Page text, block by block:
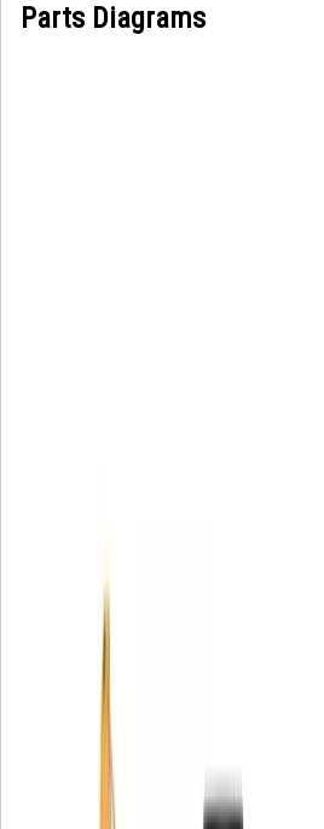
Parts Diagrams